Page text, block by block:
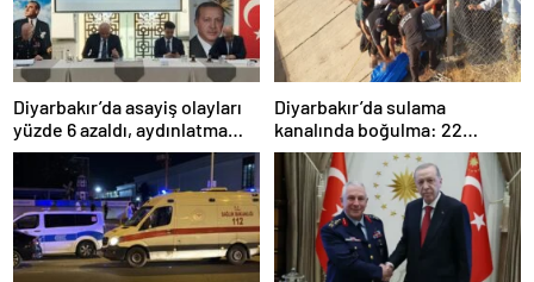
Diyarbakır’da asayiş olayları
yüzde 6 azaldı, aydınlatma
oranı yüzde 98’e yükseldi
Diyarbakır’da sulama
kanalında boğulma: 22
yaşındaki genç hayatını
kaybetti